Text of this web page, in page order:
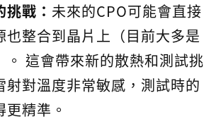
戰： 未來的CPO可能會直接
也整合到晶片上（目前大多是
。 這會帶來新的散熱和測試挑
射對溫度非常敏感，測試時的
精準。